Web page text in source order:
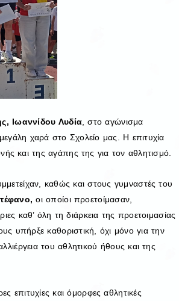
Ιωαννίδου Λυδία , στο αγώνισμα
χαρά στο Σχολείο μας. Η επιτυχία
και της αγάπης της για τον αθλητισμό.
καθώς και στους γυμναστές του
οι οποίοι προετοίμασαν,
καθ’ όλη τη διάρκεια της προετοιμασίας
υπήρξε καθοριστική, όχι μόνο για την
του αθλητικού ήθους και της
επιτυχίες και όμορφες αθλητικές